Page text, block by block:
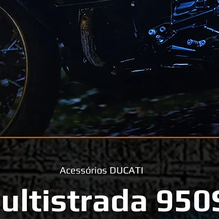
Acessórios DUCATI